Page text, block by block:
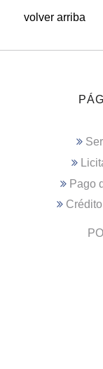
volver arriba
Pago